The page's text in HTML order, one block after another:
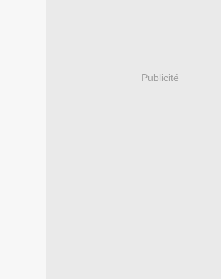
Publicité